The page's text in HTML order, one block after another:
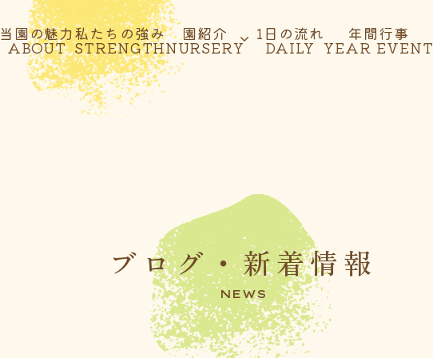
当園の魅力
ABOUT
私たちの強み
STRENGTH
園紹介
NURSERY
1日の流れ
DAILY
年間行事
YEAR EVENT
ブログ・新着情報
NEWS